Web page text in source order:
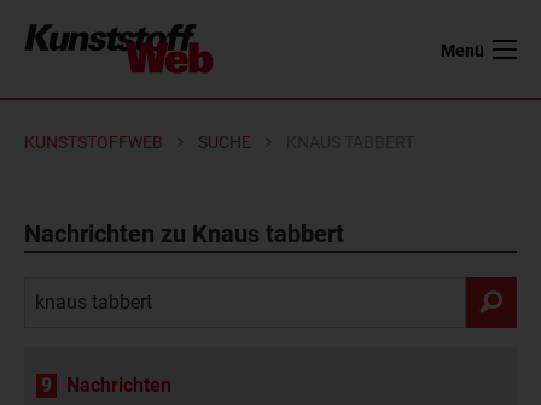
Menü
KUNSTSTOFFWEB SUCHE
Nachrichten zu Knaus tabbert
9 Nachrichten